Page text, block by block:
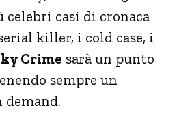
celebri casi di cronaca
killer, i cold case, i
Crime sarà un punto
sempre un